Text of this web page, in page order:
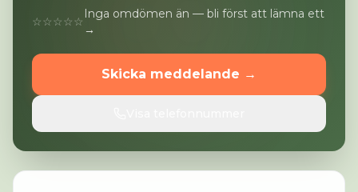
☆☆☆☆☆
Inga omdömen än — bli först att lämna ett
→
Skicka meddelande →